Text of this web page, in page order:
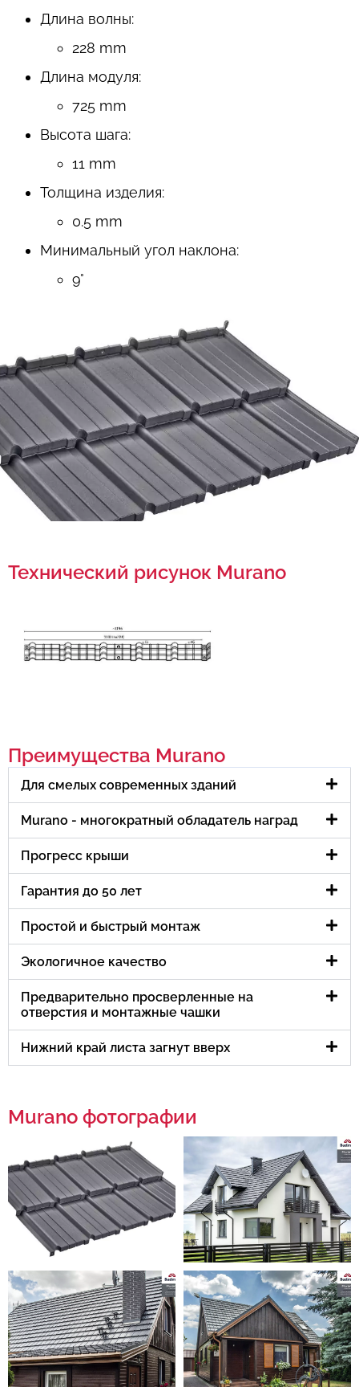
Длина волны:
228 mm
Длина модуля:
725 mm
Высота шага:
11 mm
Толщина изделия:
0.5 mm
Минимальный угол наклона:
9°
Технический рисунок Murano
Преимущества Murano
Для смелых современных зданий
Murano - многократный обладатель наград
Прогресс крыши
Гарантия до 50 лет
Простой и быстрый монтаж
Экологичное качество
Предварительно просверленные на
отверстия и монтажные чашки
Нижний край листа загнут вверх
Murano фотографии